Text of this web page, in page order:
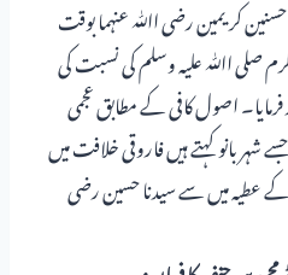
حسنین کریمین رضی اﷲ عنہما بوقت
صلی اﷲ علیہ وسلم کی نسبت کی
اصول کافی کے مطابق عجمی
شہر بانو کہتے ہیں فاروقی خلافت میں
عطیہ میں سے سیدنا حسین رضی